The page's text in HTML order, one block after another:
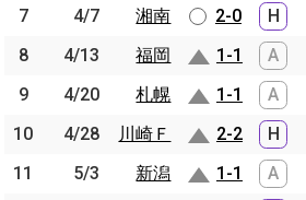
7
4/7 湘南 2-0 H
8
4/13 福岡 1-1 A
9
4/20 札幌 1-1 A
10
4/28 川崎Ｆ 2-2 H
11
5/3 新潟 1-1 A
7
4/7
湘南
8
4/13
福岡
9
4/20
札幌
10
4/28
川崎Ｆ
11
5/3
新潟